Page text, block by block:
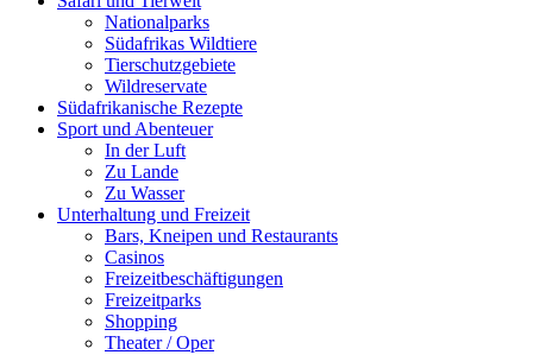
Nationalparks
Südafrikas Wildtiere
Tierschutzgebiete
Wildreservate
Südafrikanische Rezepte
Sport und Abenteuer
In der Luft
Zu Lande
Zu Wasser
Unterhaltung und Freizeit
Bars, Kneipen und Restaurants
Casinos
Freizeitbeschäftigungen
Freizeitparks
Shopping
Theater / Oper